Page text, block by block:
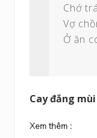
Chớ
Vợ
Ở ăn
Cay đắng
Xem thêm :